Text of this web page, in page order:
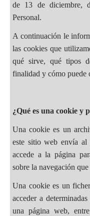
de 13 de diciembre,
Personal.
A continuación le
las cookies que
qué sirve, qué tipos
finalidad y cómo puede
¿Qué es una cookie y
Una cookie es un
este sitio web envía al
accede a la página
sobre la navegación
Una cookie es un
acceder a
una página web,